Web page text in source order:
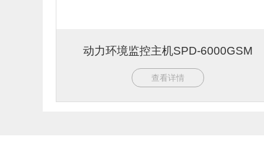
动力环境监控主机SPD-6000GSM
查看详情